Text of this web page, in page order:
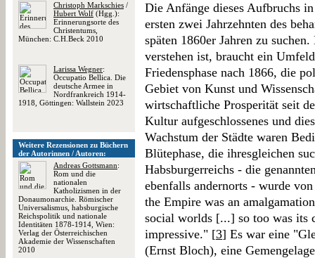
Christoph Markschies /
Hubert Wolf (Hgg.):
Erinnerungsorte des
Christentums,
München: C.H.Beck 2010
Larissa Wegner:
Occupatio Bellica. Die
deutsche Armee in
Nordfrankreich 1914-
1918, Göttingen: Wallstein 2023
Weitere Rezensionen zu Büchern
der Autorinnen / Autoren:
Andreas Gottsmann:
Rom und die
nationalen
Katholizismen in der
Donaumonarchie. Römischer
Universalismus, habsburgische
Reichspolitik und nationale
Identitäten 1878-1914, Wien:
Verlag der Österreichischen
Akademie der Wissenschaften
2010
Die Anfänge dieses Aufbruchs
ersten zwei Jahrzehnten des
späten 1860er Jahren zu
verstehen ist, braucht ein
Friedensphase nach 1866, die
Gebiet von Kunst und
wirtschaftliche Prosperität seit
Kultur aufgeschlossenes und
Wachstum der Städte waren
Blütephase, die ihresgleichen
Habsburgerreichs - die
ebenfalls andernorts - wurde
the Empire was an
social worlds [...] so too was its
impressive." [3] Es war eine
(Ernst Bloch), eine